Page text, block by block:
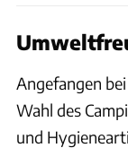
Angefangen
Wahl des
und